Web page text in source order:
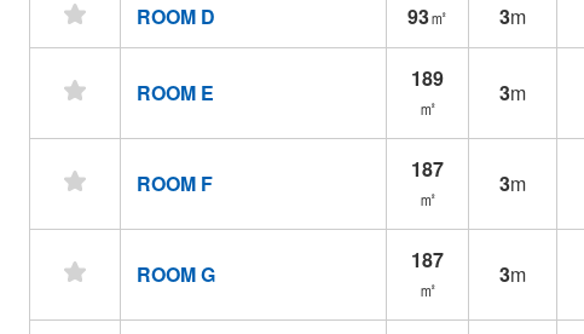
ROOM D 93㎡ 3m
ROOM E
189
㎡
3m
ROOM F
187
㎡
3m
ROOM G
187
㎡
3m